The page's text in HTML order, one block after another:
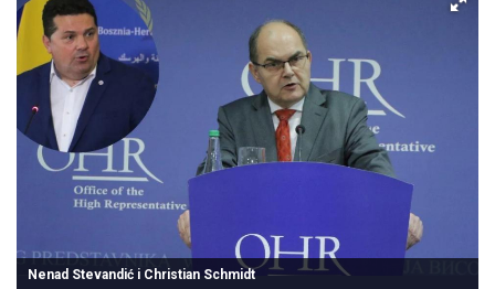
Nenad Stevandić i Christian Schmidt